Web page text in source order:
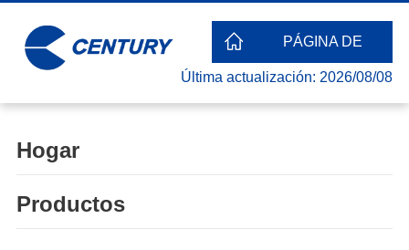
PÁGINA DE
INICIO
Última actualización: 2026/08/08
Hogar
Productos